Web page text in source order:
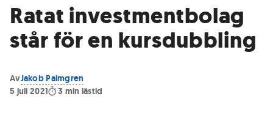
Ratat investmentbolag
står för en kursdubbling
AvJakob Palmgren
5 juli 2021
3 min lästid